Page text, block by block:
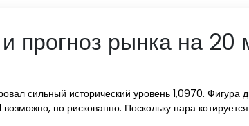
прогноз рынка на 20
сильный исторический уровень 1,0970.
но рискованно. Поскольку пара